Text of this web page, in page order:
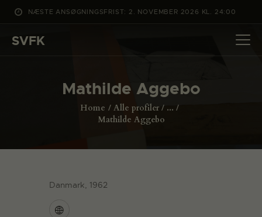
NÆSTE ANSØGNINGSFRIST: 2. NOVEMBER 2026 KL. 24:00
SVFK
Mathilde Aggebo
Home Alle profiler
...
Mathilde Aggebo
DET SKER
CHANNEL
Danmark, 1962